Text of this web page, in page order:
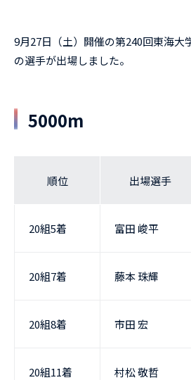
9月27日（土）開催の第240回東海大
の選手が出場しました。
5000m
順位 出場選手
20組5着 富田 峻平
20組7着 藤本 珠輝
20組8着 市田 宏
20組11着 村松 敬哲